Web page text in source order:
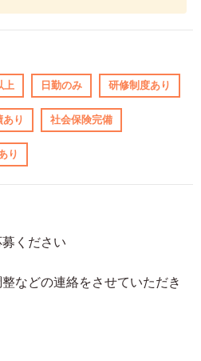
上 日勤のみ 研修制度あり
り 社会保険完備
り
ください
などの連絡をさせていただき